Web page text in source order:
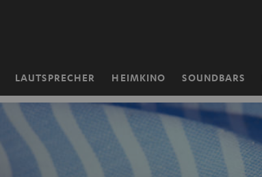
LAUTSPRECHER HEIMKINO SOUNDBARS
Startseite